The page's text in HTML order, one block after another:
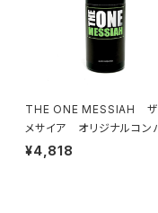
THE ONE MESSIAH ザ
メサイア オリジナルコン
ド
¥4,818